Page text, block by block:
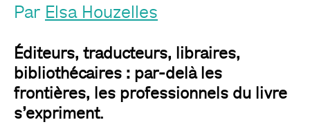
Par Elsa Houzelles
Éditeurs, traducteurs, libraires,
bibliothécaires : par-delà les
frontières, les professionnels du livre
s’expriment.